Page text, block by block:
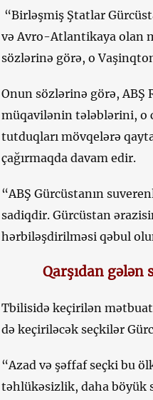
“Birləşmiş Ştatlar
və Avro-Atlantikaya olan
sözlərinə görə, o
Onun sözlərinə görə, ABŞ
müqavilənin tələblərini, o
tutduqları mövqelərə
çağırmaqda davam edir.
“ABŞ Gürcüstanın
sadiqdir. Gürcüstan
hərbiləşdirilməsi qəbul
Qarşıdan
Tbilisidə keçirilən
də keçiriləcək seçkilər
“Azad və şəffaf seçki bu
təhlükəsizlik, daha böyük